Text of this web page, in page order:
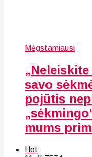
Mėgstamiausi
savo
pojūtis
mums
Hot